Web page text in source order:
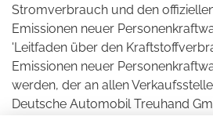
Stromverbrauch und den
Emissionen neuer
'Leitfaden über den
Emissionen neuer
werden, der an allen
Deutsche Automobil Treuhand